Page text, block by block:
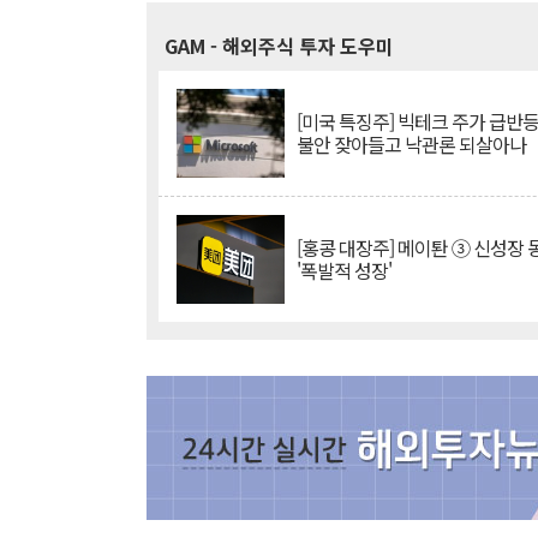
GAM - 해외주식 투자 도우미
[미국 특징주] 빅테크 주가 급반
불안 잦아들고 낙관론 되살아나
[홍콩 대장주] 메이퇀 ③ 신성장
'폭발적 성장'